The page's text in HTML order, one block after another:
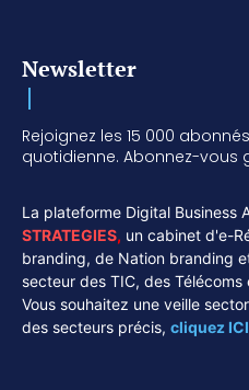
Newsletter
Rejoignez les 15 000
quotidienne. Abonnez-vous
La plateforme Digital Business
STRATEGIES, un cabinet d'e-
branding, de Nation branding
secteur des TIC, des
Vous souhaitez une veille
des secteurs précis, cliquez